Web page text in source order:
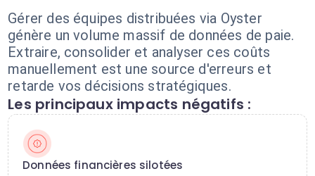
Gérer des équipes distribuées via Oyster
génère un volume massif de données de paie.
Extraire, consolider et analyser ces coûts
manuellement est une source d'erreurs et
retarde vos décisions stratégiques.
Les principaux impacts négatifs :
Données financières silotées